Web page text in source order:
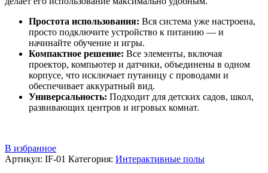
Простота использования: Вся система уже настроена,
просто подключите устройство к питанию — и
начинайте обучение и игры.
Компактное решение: Все элементы, включая
проектор, компьютер и датчики, объединены в одном
корпусе, что исключает путаницу с проводами и
обеспечивает аккуратный вид.
Универсальность: Подходит для детских садов, школ,
развивающих центров и игровых комнат.
В избранное
Артикул: IF-01 Категория: Интерактивные полы